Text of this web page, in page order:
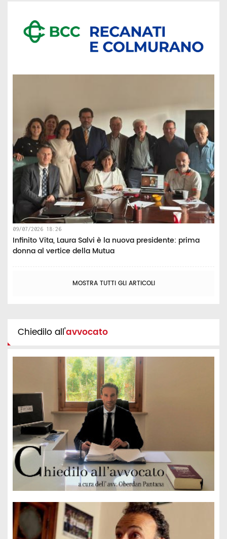
09/07/2026 18:26
Infinito Vita, Laura Salvi è la nuova presidente: prima
donna al vertice della Mutua
MOSTRA TUTTI GLI ARTICOLI
Chiedilo all'avvocato